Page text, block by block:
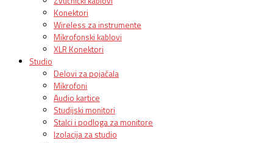
Konektori
Wireless za instrumente
Mikrofonski kablovi
XLR Konektori
Studio
Delovi za pojačala
Mikrofoni
Audio kartice
Studijski monitori
Stalci i podloga za monitore
Izolacija za studio